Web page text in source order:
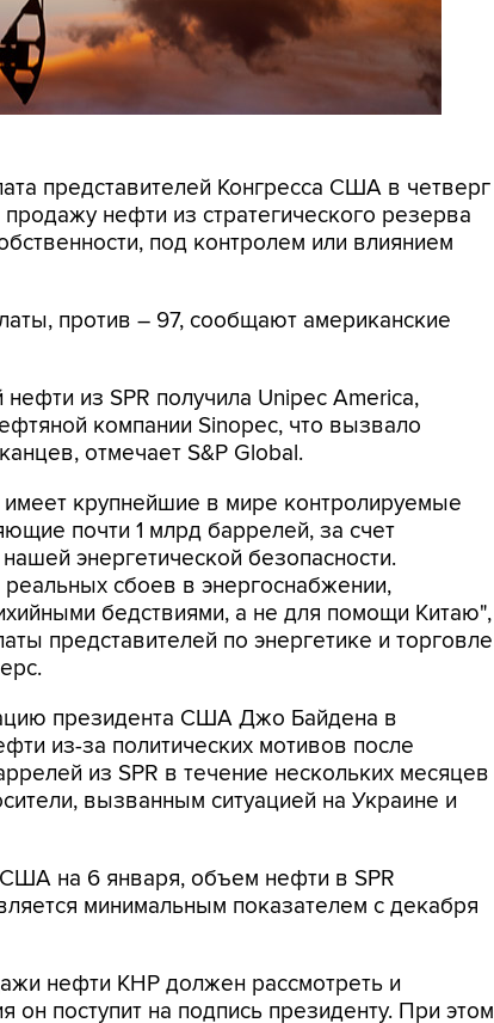
представителей Конгресса США в четверг
нефти из стратегического резерва
под контролем или влиянием
против – 97, сообщают американские
из SPR получила Unipec America,
компании Sinopec, что вызвало
отмечает S&P Global.
крупнейшие в мире контролируемые
почти 1 млрд баррелей, за счет
энергетической безопасности.
сбоев в энергоснабжении,
бедствиями, а не для помощи Китаю",
представителей по энергетике и торговле
президента США Джо Байдена в
из-за политических мотивов после
из SPR в течение нескольких месяцев
вызванным ситуацией на Украине и
на 6 января, объем нефти в SPR
минимальным показателем с декабря
нефти КНР должен рассмотреть и
он поступит на подпись президенту. При этом